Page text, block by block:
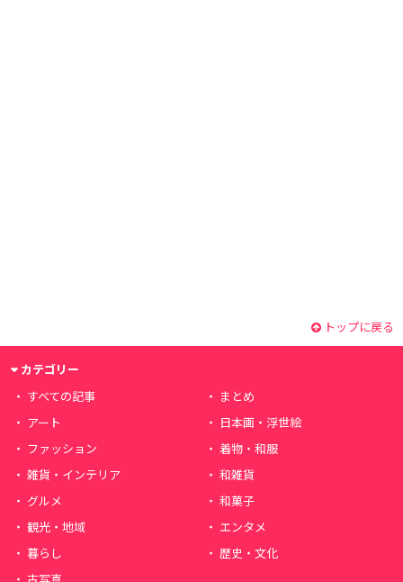
トップに戻る
カテゴリー
すべての記事
まとめ
アート
日本画・浮世絵
ファッション
着物・和服
雑貨・インテリア
和雑貨
グルメ
和菓子
観光・地域
エンタメ
暮らし
歴史・文化